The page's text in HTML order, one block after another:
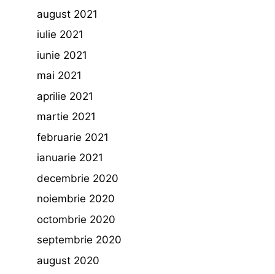
august 2021
iulie 2021
iunie 2021
mai 2021
aprilie 2021
martie 2021
februarie 2021
ianuarie 2021
decembrie 2020
noiembrie 2020
octombrie 2020
septembrie 2020
august 2020